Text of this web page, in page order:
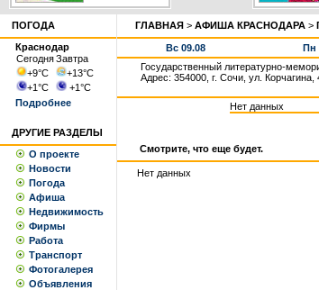
ПОГОДА
Краснодар
СегодняЗавтра
+9°С +13°С
+1°С +1°С
Подробнее
ДРУГИЕ РАЗДЕЛЫ
О проекте
Новости
Погода
Афиша
Недвижимость
Фирмы
Работа
Транспорт
Фотогалерея
Объявления
ГЛАВНАЯ > АФИША КРАСНОДАРА >
Вс 09.08 Пн
Государственный литературно-
Адрес: 354000, г. Сочи, ул. Корчагина,
Нет данных
Смотрите, что еще будет.
Нет данных